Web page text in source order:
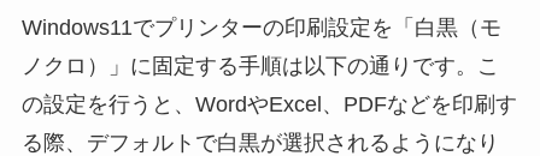
Windows11でプリンターの印刷設定を「白黒（モ
ノクロ）」に固定する手順は以下の通りです。こ
の設定を行うと、WordやExcel、PDFなどを印刷す
る際、デフォルトで白黒が選択されるようになり